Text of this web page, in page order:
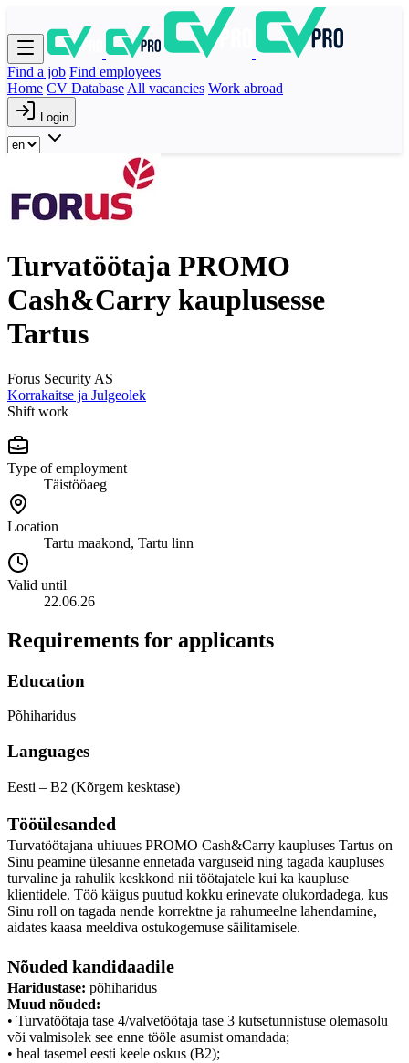
Find a job Find employees
Home CV Database All vacancies Work abroad
Login
Turvatöötaja PROMO
Cash&Carry kauplusesse
Tartus
Forus Security AS
Korrakaitse ja Julgeolek
Shift work
Type of employment
Täistööaeg
Location
Tartu maakond, Tartu linn
Valid until
22.06.26
Requirements for applicants
Education
Põhiharidus
Languages
Eesti – B2 (Kõrgem kesktase)
Tööülesanded
Turvatöötajana uhiuues PROMO Cash&Carry kaupluses Tartus on
Sinu peamine ülesanne ennetada varguseid ning tagada kaupluses
turvaline ja rahulik keskkond nii töötajatele kui ka kaupluse
klientidele. Töö käigus puutud kokku erinevate olukordadega, kus
Sinu roll on tagada nende korrektne ja rahumeelne lahendamine,
aidates kaasa meeldiva ostukogemuse säilitamisele.
Nõuded kandidaadile
Haridustase: põhiharidus
Muud nõuded:
• Turvatöötaja tase 4/valvetöötaja tase 3 kutsetunnistuse olemasolu
või valmisolek see enne tööle asumist omandada;
• heal tasemel eesti keele oskus (B2);